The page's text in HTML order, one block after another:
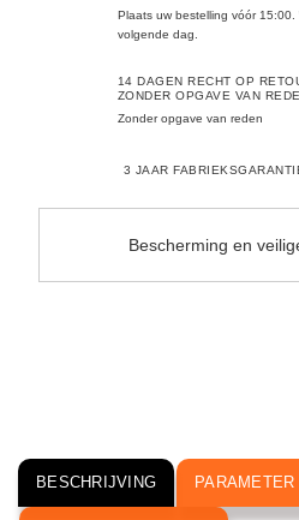
Plaats uw bestelling vóór 15:00.
volgende dag.
14 DAGEN RECHT OP
ZONDER OPGAVE VAN
Zonder opgave van reden
3 JAAR
Bescherming en
BESCHRIJVING PARAMETER